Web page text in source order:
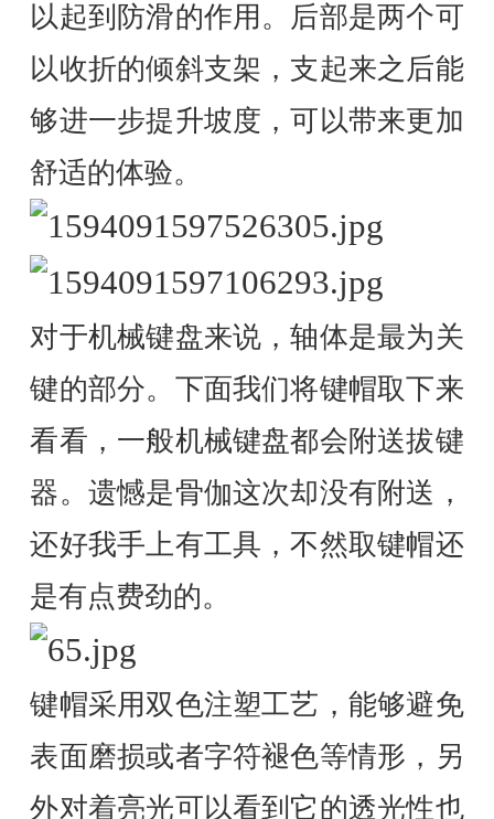
以起到防滑的作用。后部是两个可
以收折的倾斜支架，支起来之后能
够进一步提升坡度，可以带来更加
舒适的体验。
对于机械键盘来说，轴体是最为关
键的部分。下面我们将键帽取下来
看看，一般机械键盘都会附送拔键
器。遗憾是骨伽这次却没有附送，
还好我手上有工具，不然取键帽还
是有点费劲的。
键帽采用双色注塑工艺，能够避免
表面磨损或者字符褪色等情形，另
外对着亮光可以看到它的透光性也